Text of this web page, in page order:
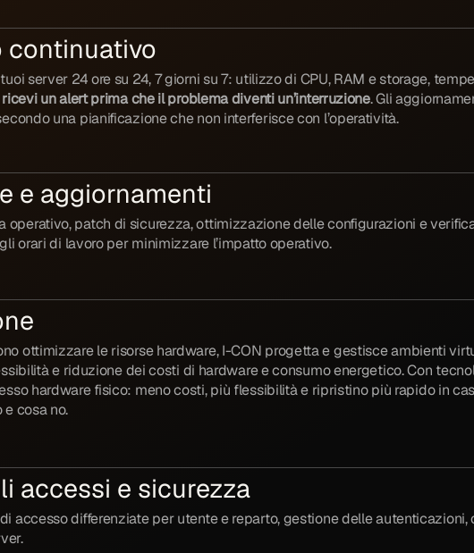
continuativo
server 24 ore su 24, 7 giorni su 7: utilizzo di CPU, RAM e storage,
un alert prima che il problema diventi un’interruzione. Gli
una pianificazione che non interferisce con l’operatività.
e aggiornamenti
operativo, patch di sicurezza, ottimizzazione delle configurazioni e
orari di lavoro per minimizzare l’impatto operativo.
ottimizzare le risorse hardware, I-CON progetta e gestisce ambienti
e riduzione dei costi di hardware e consumo energetico. Con
hardware fisico: meno costi, più flessibilità e ripristino più rapido in
cosa no.
accessi e sicurezza
accesso differenziate per utente e reparto, gestione delle